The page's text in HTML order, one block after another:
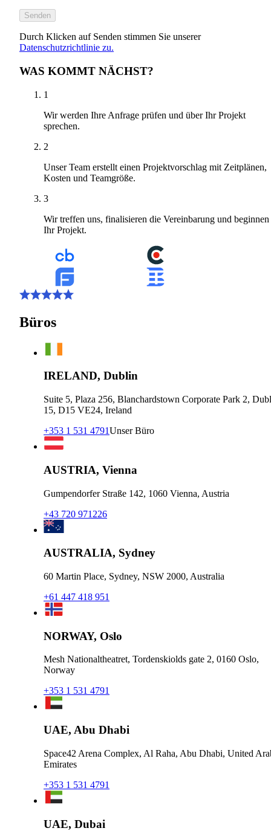
Senden
Durch Klicken auf Senden stimmen Sie unserer
Datenschutzrichtlinie zu.
WAS KOMMT NÄCHST?
1
Wir werden Ihre Anfrage prüfen und über Ihr Projekt
sprechen.
2
Unser Team erstellt einen Projektvorschlag mit Zeitplänen,
Kosten und Teamgröße.
3
Wir treffen uns, finalisieren die Vereinbarung und beginnen
Ihr Projekt.
Büros
IRELAND, Dublin
Suite 5, Plaza 256, Blanchardstown Corporate Park 2,
15, D15 VE24, Ireland
+353 1 531 4791Unser Büro
AUSTRIA, Vienna
Gumpendorfer Straße 142, 1060 Vienna, Austria
+43 720 971226
AUSTRALIA, Sydney
60 Martin Place, Sydney, NSW 2000, Australia
+61 447 418 951
NORWAY, Oslo
Mesh Nationaltheatret, Tordenskiolds gate 2, 0160 Oslo,
Norway
+353 1 531 4791
UAE, Abu Dhabi
Space42 Arena Complex, Al Raha, Abu Dhabi, United
Emirates
+353 1 531 4791
UAE, Dubai